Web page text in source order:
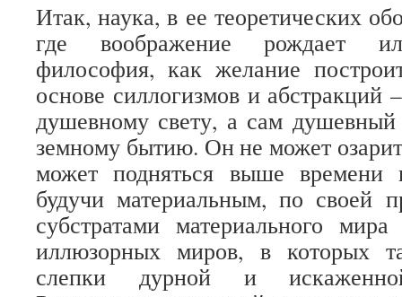
Итак, наука, в ее теоретических
где воображение рождает
философия, как желание
основе силлогизмов и абстракций
душевному свету, а сам
земному бытию. Он не может
может подняться выше времени
будучи материальным, по своей
субстратами материального
иллюзорных миров, в которых
слепки дурной и